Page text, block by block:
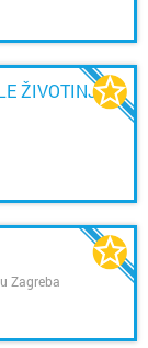
ŽIVOTINJE
Zagreba